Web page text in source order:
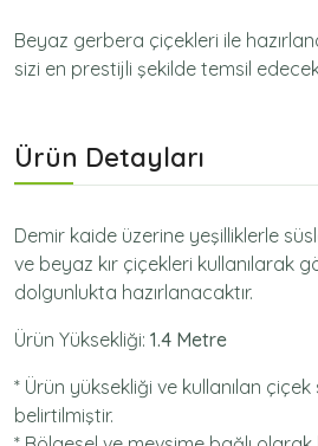
Beyaz gerbera çiçekleri ile
sizi en prestijli şekilde temsil
Ürün Detayları
Demir kaide üzerine yeşilliklerle
ve beyaz kır çiçekleri kullanılarak
dolgunlukta hazırlanacaktır.
Ürün Yüksekliği: 1.4 Metre
* Ürün yüksekliği ve kullanılan çiçek
belirtilmiştir.